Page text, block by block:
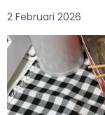
2 Februari 2026